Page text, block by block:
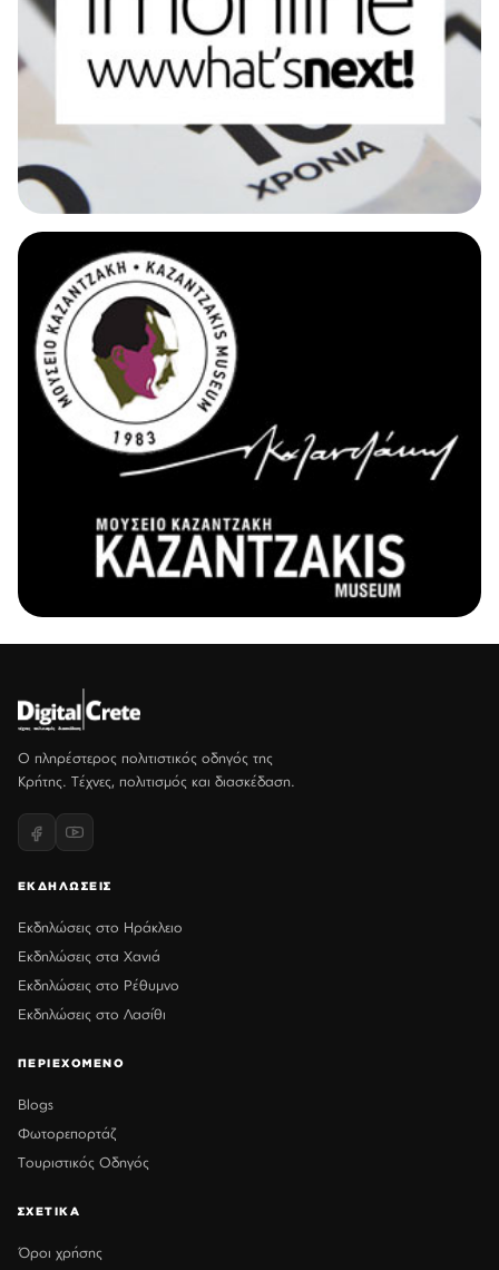
Ο πληρέστερος πολιτιστικός οδηγός της
Κρήτης. Τέχνες, πολιτισμός και διασκέδαση.
ΕΚΔΗΛΩΣΕΙΣ
Εκδηλώσεις στο Ηράκλειο
Εκδηλώσεις στα Χανιά
Εκδηλώσεις στο Ρέθυμνο
Εκδηλώσεις στο Λασίθι
ΠΕΡΙΕΧΟΜΕΝΟ
Blogs
Φωτορεπορτάζ
Τουριστικός Οδηγός
ΣΧΕΤΙΚΑ
Όροι χρήσης